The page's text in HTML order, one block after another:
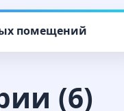
помещений
(6)